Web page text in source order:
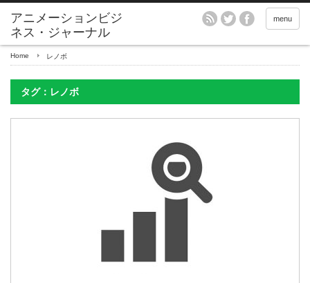
アニメーションビジ
ネス・ジャーナル
menu
Home レノボ
タグ：レノボ